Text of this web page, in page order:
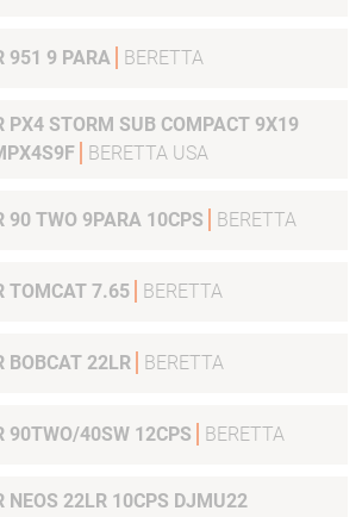
951 9 PARA BERETTA
PX4 STORM SUB COMPACT 9X19
BERETTA USA
90 TWO 9PARA 10CPS BERETTA
TOMCAT 7.65 BERETTA
BOBCAT 22LR BERETTA
90TWO/40SW 12CPS BERETTA
CHARGEUR NEOS 22LR 10CPS DJMU22